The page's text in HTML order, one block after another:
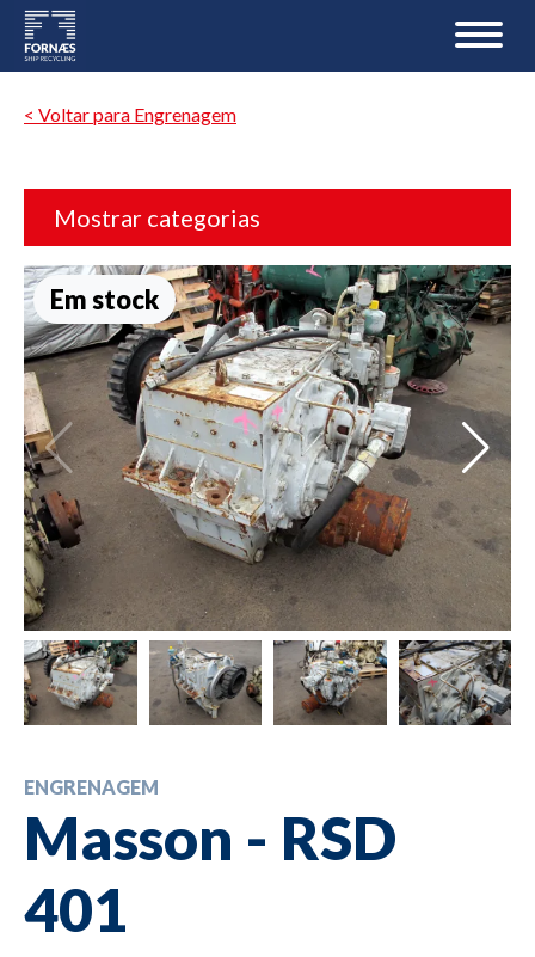
< Voltar para Engrenagem
Mostrar categorias
Em stock
ENGRENAGEM
Masson - RSD
401